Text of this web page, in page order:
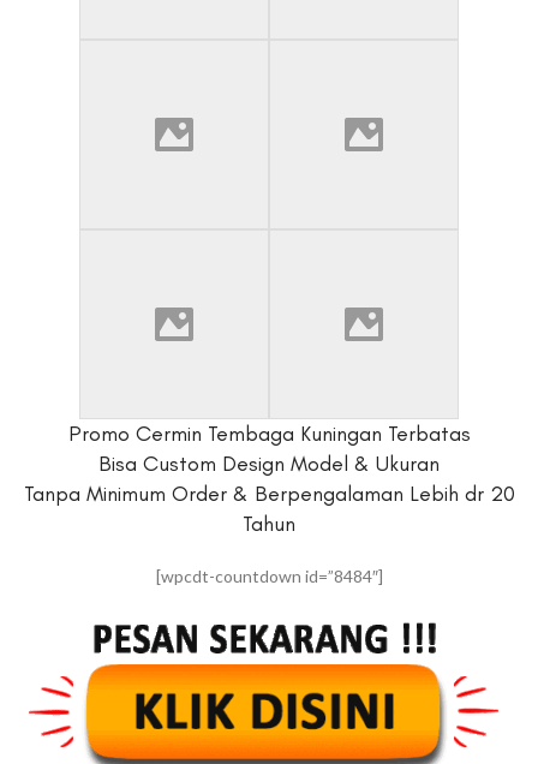
Promo Cermin Tembaga Kuningan Terbatas
Bisa Custom Design Model & Ukuran
Tanpa Minimum Order & Berpengalaman Lebih dr 20
Tahun
[wpcdt-countdown id=”8484″]